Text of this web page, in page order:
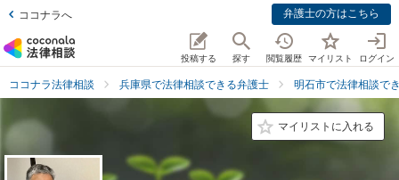
ココナラへ 弁護士の方はこちら
投稿する 探す 閲覧履歴 マイリスト ログイン
ココナラ法律相談 兵庫県で法律相談できる弁護士 明石市で法律相談で
マイリストに入れる